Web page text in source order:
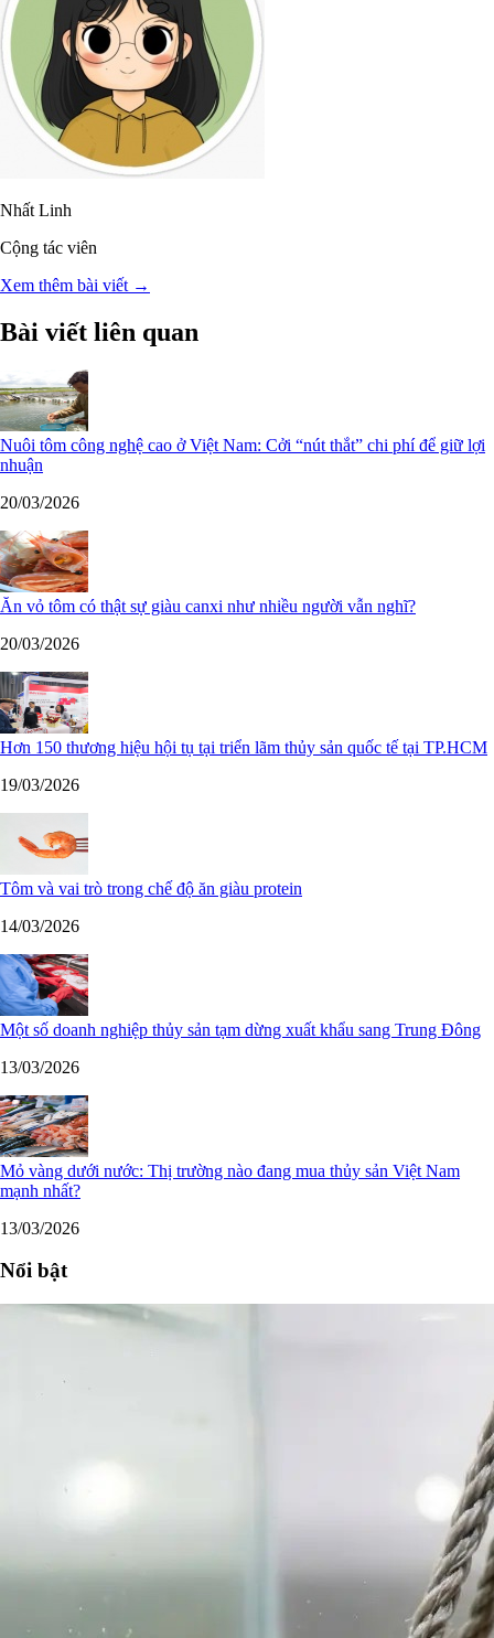
Nhất Linh
Cộng tác viên
Xem thêm bài viết →
Bài viết liên quan
Nuôi tôm công nghệ cao ở Việt Nam: Cởi “nút thắt” chi phí để giữ lợi
nhuận
20/03/2026
Ăn vỏ tôm có thật sự giàu canxi như nhiều người vẫn nghĩ?
20/03/2026
Hơn 150 thương hiệu hội tụ tại triển lãm thủy sản quốc tế tại TP.HCM
19/03/2026
Tôm và vai trò trong chế độ ăn giàu protein
14/03/2026
Một số doanh nghiệp thủy sản tạm dừng xuất khẩu sang Trung Đông
13/03/2026
Mỏ vàng dưới nước: Thị trường nào đang mua thủy sản Việt Nam
mạnh nhất?
13/03/2026
Nổi bật